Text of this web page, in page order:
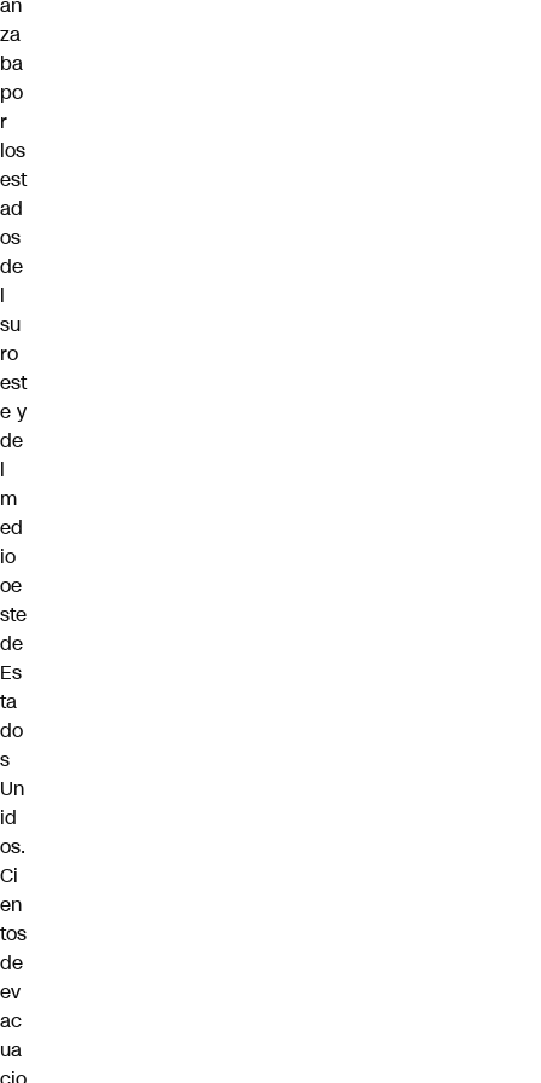
an
za
ba
po
r
los
est
ad
os
de
l
su
ro
est
e y
de
l
m
ed
io
oe
ste
de
Es
ta
do
s
Un
id
os.
Ci
en
tos
de
ev
ac
ua